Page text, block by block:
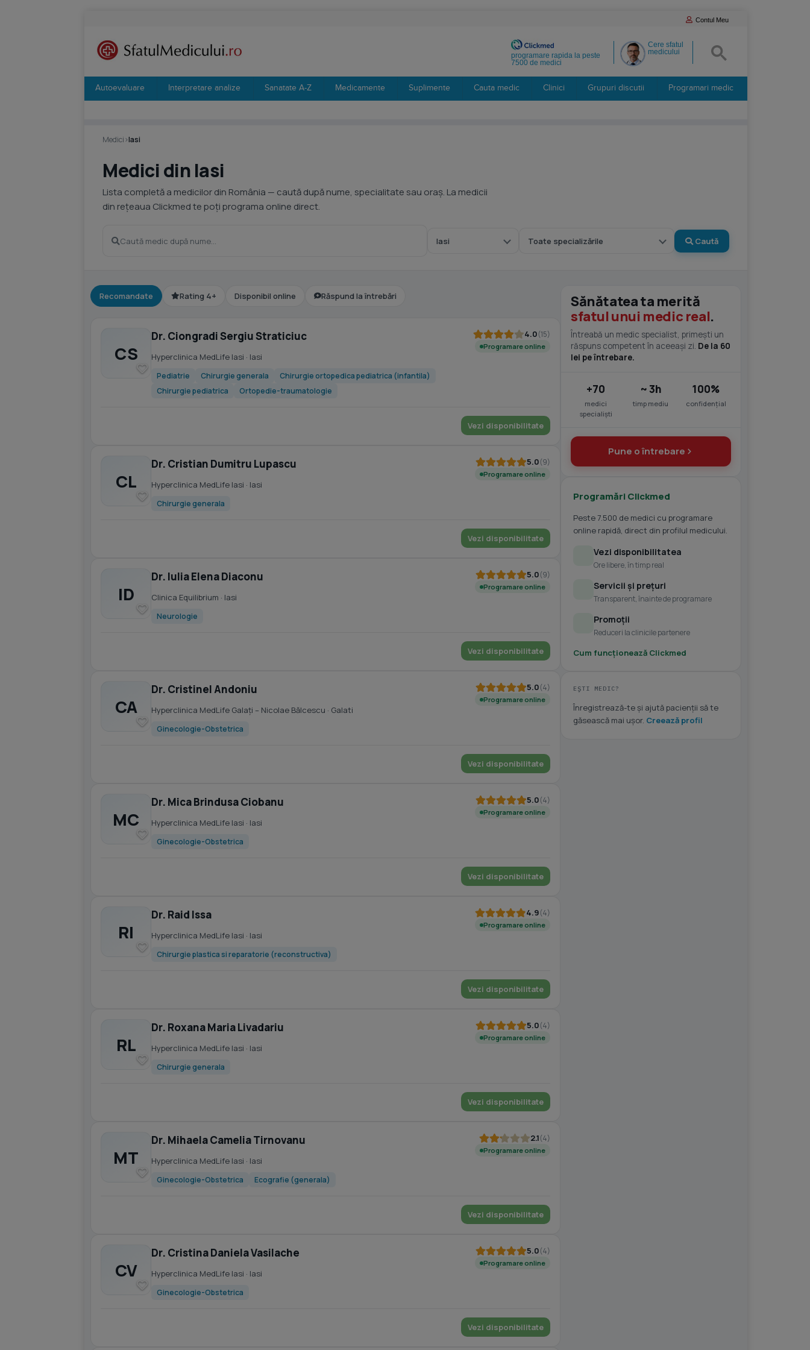
Contul Meu
Cere sfatul
medicului
programare rapida la peste
7500 de medici
Autoevaluare Interpretare analize Sanatate A-Z Medicamente Suplimente Cauta medic Clinici Grupuri discutii Programari medic
Medici›Iasi
Medici din Iasi
Lista completă a medicilor din România — caută după nume, specialitate sau oraș. La medicii
din rețeaua Clickmed te poți programa online direct.
Caută
Recomandate Rating 4+ Disponibil online Răspund la întrebări
CS
Dr. Ciongradi Sergiu Straticiuc
Hyperclinica MedLife Iasi · Iasi
Pediatrie Chirurgie generala
Chirurgie ortopedica pediatrica (infantila)
Chirurgie pediatrica
Ortopedie-traumatologie
4.0(15)
Programare online
Vezi disponibilitate
CL
Dr. Cristian Dumitru Lupascu
Hyperclinica MedLife Iasi · Iasi
Chirurgie generala
5.0(9)
Programare online
Vezi disponibilitate
ID
Dr. Iulia Elena Diaconu
Clinica Equilibrium · Iasi
Neurologie
5.0(9)
Programare online
Vezi disponibilitate
CA
Dr. Cristinel Andoniu
Hyperclinica MedLife Galați – Nicolae Bălcescu · Galati
Ginecologie-Obstetrica
5.0(4)
Programare online
Vezi disponibilitate
MC
Dr. Mica Brindusa Ciobanu
Hyperclinica MedLife Iasi · Iasi
Ginecologie-Obstetrica
5.0(4)
Programare online
Vezi disponibilitate
RI
Dr. Raid Issa
Hyperclinica MedLife Iasi · Iasi
Chirurgie plastica si reparatorie (reconstructiva)
4.9(4)
Programare online
Vezi disponibilitate
RL
Dr. Roxana Maria Livadariu
Hyperclinica MedLife Iasi · Iasi
Chirurgie generala
5.0(4)
Programare online
Vezi disponibilitate
MT
Dr. Mihaela Camelia Tirnovanu
Hyperclinica MedLife Iasi · Iasi
Ginecologie-Obstetrica Ecografie (generala)
2.1(4)
Programare online
Vezi disponibilitate
CV
Dr. Cristina Daniela Vasilache
Hyperclinica MedLife Iasi · Iasi
Ginecologie-Obstetrica
5.0(4)
Programare online
Vezi disponibilitate
Sănătatea ta merită
sfatul unui medic real.
Întreabă un medic specialist, primești un
răspuns competent în aceeași zi. De la 60
lei pe întrebare.
+70
medici
specialiști
~ 3h
timp mediu
100%
confidențial
Pune o întrebare
Programări Clickmed
Peste 7.500 de medici cu programare
online rapidă, direct din profilul medicului.
Vezi disponibilitatea
Ore libere, în timp real
Servicii și prețuri
Transparent, înainte de programare
Promoții
Reduceri la clinicile partenere
Cum funcționează Clickmed
EȘTI MEDIC?
Înregistrează-te și ajută pacienții să te
găsească mai ușor. Creează profil